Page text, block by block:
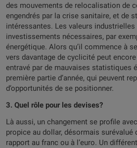
des mouvements de relocalisation de
engendrés par la crise sanitaire, et de
intéressantes. Les valeurs
investissements nécessaires, par
énergétique. Alors qu’il commence à
vers davantage de cyclicité peut
entravé par de mauvaises statistiques
première partie d’année, qui peuvent
d’opportunités de se positionner.
3. Quel rôle pour les devises?
Là aussi, un changement se profile
propice au dollar, désormais surévalué
rapport au franc ou à l’euro. Un